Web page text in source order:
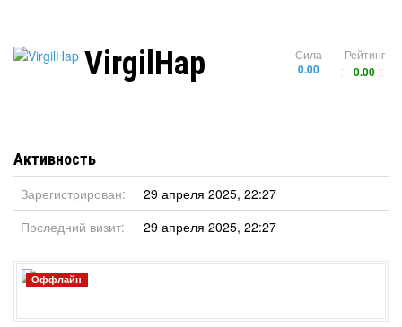
Рейтинг
0.00
Сила
0.00
VirgilHap
Активность
Зарегистрирован:
29 апреля 2025, 22:27
Последний визит:
29 апреля 2025, 22:27
Оффлайн